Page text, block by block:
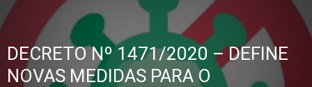
DECRETO Nº 1471/2020 – DEFINE
NOVAS MEDIDAS PARA O